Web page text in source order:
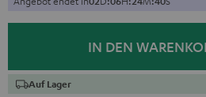
IN DEN
Auf Lager